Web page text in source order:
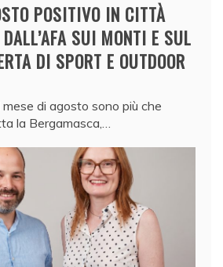
POSITIVO IN CITTÀ
SUI MONTI E SUL
DI SPORT E OUTDOOR
di agosto sono più che
la Bergamasca,…